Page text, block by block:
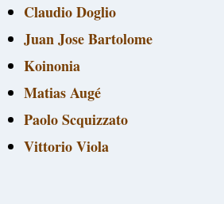
Claudio Doglio
Juan Jose Bartolome
Koinonia
Matias Augé
Paolo Scquizzato
Vittorio Viola